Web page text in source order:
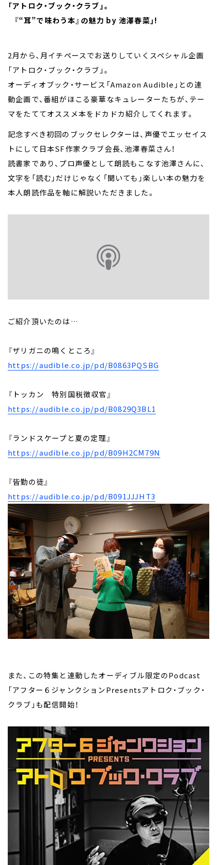
「アトロク・ブック・クラブ」。
『“耳”で味わう本』の魅力 by 池澤春菜」!
2月から、月イチペースでお送りしていくスペシャル企画
「アトロク・ブック・クラブ」。
オーディオブック・サービス「Amazon Audible」との連
動企画で、番組がほこる豪華なキュレーターたちが、テー
マをたててオススメ本をドカドカ紹介してくれます。
記念すべき初回のブックセレクターは、声優でエッセイス
トにして日本SF作家クラブ会長、池澤春菜さん！
読書家であり、プロ声優として朗読もこなす池澤さんに、
文字を「読む」だけじゃなく「聞いても」楽しい本の魅力を
本人朗読作品を軸に解説いただきました。
ご紹介頂いたのは…
『ザリガニの鳴くところ』
https://audible.co.jp/pd/B0863PQSBG
『トッカン 特別国税徴収官』
https://audible.co.jp/pd/B0829Q3BL1
『ランドスケープと夏の定理』
https://audible.co.jp/pd/B09H2CM79N
『皆勤の徒』
https://audible.co.jp/pd/B091JJJHT3
また、この特集と連動したオーディブル限定のPodcast
「アフター６ジャンクションPresentsアトロク・ブック・
クラブ」も配信開始！